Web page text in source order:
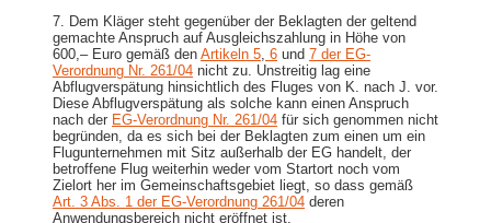
7. Dem Kläger steht gegenüber der Beklagten der geltend
gemachte Anspruch auf Ausgleichszahlung in Höhe von
600,– Euro gemäß den Artikeln 5 6 und 7 der EG-
Verordnung Nr. 261/04 nicht zu. Unstreitig lag eine
Abflugverspätung hinsichtlich des Fluges von K. nach J. vor.
Diese Abflugverspätung als solche kann einen Anspruch
nach der EG-Verordnung Nr. 261/04 für sich genommen nicht
begründen, da es sich bei der Beklagten zum einen um ein
Flugunternehmen mit Sitz außerhalb der EG handelt, der
betroffene Flug weiterhin weder vom Startort noch vom
Zielort her im Gemeinschaftsgebiet liegt, so dass gemäß
Art. 3 Abs. 1 der EG-Verordnung 261/04 deren
Anwendungsbereich nicht eröffnet ist.